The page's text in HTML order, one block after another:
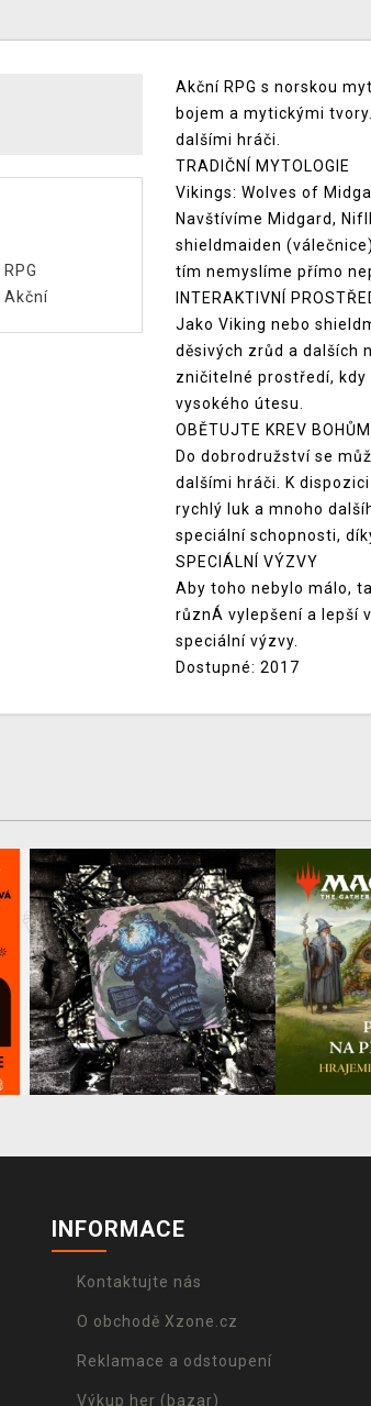
RPG
Akční
Akční RPG s norskou
bojem a mytickými
dalšími hráči.
TRADIČNÍ MYTOLOGIE
Vikings: Wolves of
Navštívíme Midgard,
shieldmaiden
tím nemyslíme přímo
INTERAKTIVNÍ
Jako Viking nebo
děsivých zrůd a dalších
zničitelné prostředí,
vysokého útesu.
OBĚTUJTE KREV BOHŮM
Do dobrodružství se
dalšími hráči. K
rychlý luk a mnoho
speciální schopnosti,
SPECIÁLNÍ VÝZVY
Aby toho nebylo málo,
různÁ vylepšení a lepší
speciální výzvy.
Dostupné: 2017
INFORMACE
Kontaktujte nás
O obchodě Xzone.cz
Reklamace a odstoupení
Výkup her (bazar)